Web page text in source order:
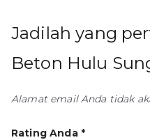
Jadilah yang
Beton Hulu
Alamat email Anda tidak
Rating Anda *